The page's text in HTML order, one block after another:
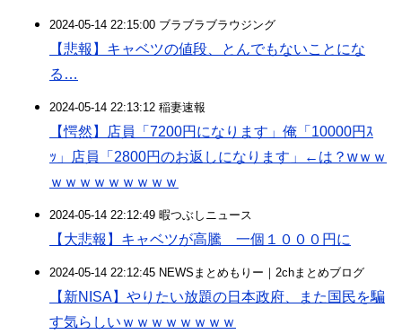
2024-05-14 22:15:00 ブラブラブラウジング
【悲報】キャベツの値段、とんでもないことにな
る…
2024-05-14 22:13:12 稲妻速報
【愕然】店員「7200円になります」俺「10000円ｽ
ｯ」店員「2800円のお返しになります」←は？wｗｗ
ｗｗｗｗｗｗｗｗｗ
2024-05-14 22:12:49 暇つぶしニュース
【大悲報】キャベツが高騰 一個１０００円に
2024-05-14 22:12:45 NEWSまとめもりー｜2chまとめブログ
【新NISA】やりたい放題の日本政府、また国民を騙
す気らしいｗｗｗｗｗｗｗｗ